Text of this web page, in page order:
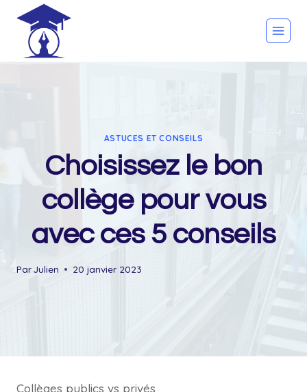
content
ASTUCES ET CONSEILS
Choisissez le bon
collège pour vous
avec ces 5 conseils
ParJulien 20 janvier 2023
Collèges publics vs privés